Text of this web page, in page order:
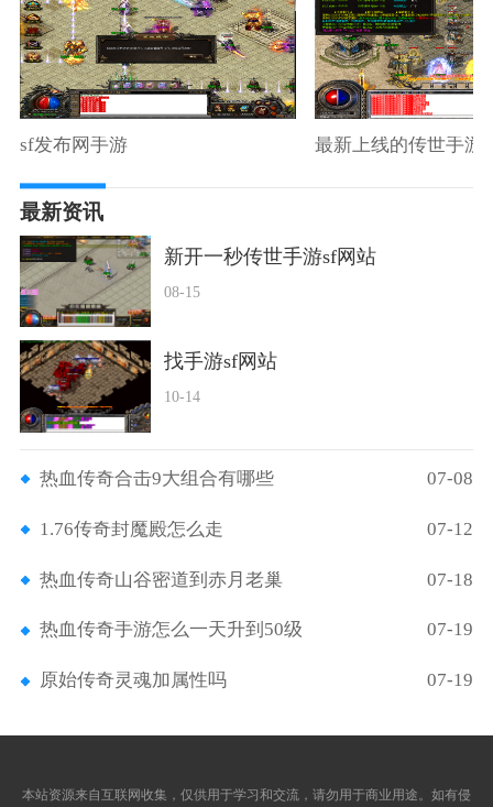
sf发布网手游 最新上线的传世手游
最新资讯
新开一秒传世手游sf网站
08-15
找手游sf网站
10-14
热血传奇合击9大组合有哪些 07-08
1.76传奇封魔殿怎么走 07-12
热血传奇山谷密道到赤月老巢 07-18
热血传奇手游怎么一天升到50级 07-19
原始传奇灵魂加属性吗 07-19
本站资源来自互联网收集，仅供用于学习和交流，请勿用于商业用途。如有侵